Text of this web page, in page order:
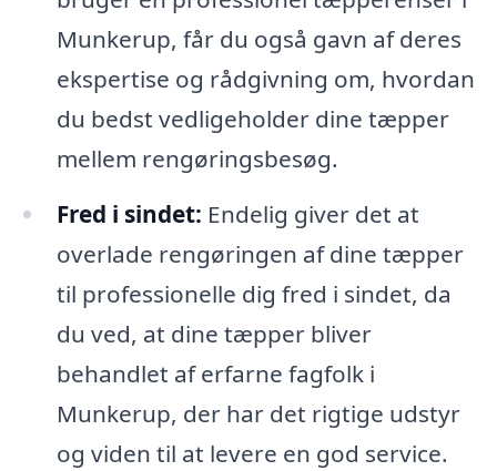
Munkerup, får du også gavn af deres
ekspertise og rådgivning om, hvordan
du bedst vedligeholder dine tæpper
mellem rengøringsbesøg.
Fred i sindet: Endelig giver det at
overlade rengøringen af dine tæpper
til professionelle dig fred i sindet, da
du ved, at dine tæpper bliver
behandlet af erfarne fagfolk i
Munkerup, der har det rigtige udstyr
og viden til at levere en god service.